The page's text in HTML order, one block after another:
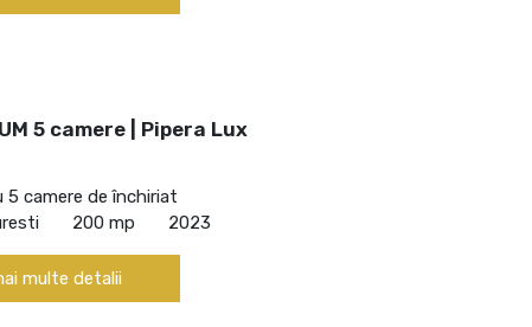
5 camere | Pipera Lux
5 camere de închiriat
200 mp 2023
multe detalii